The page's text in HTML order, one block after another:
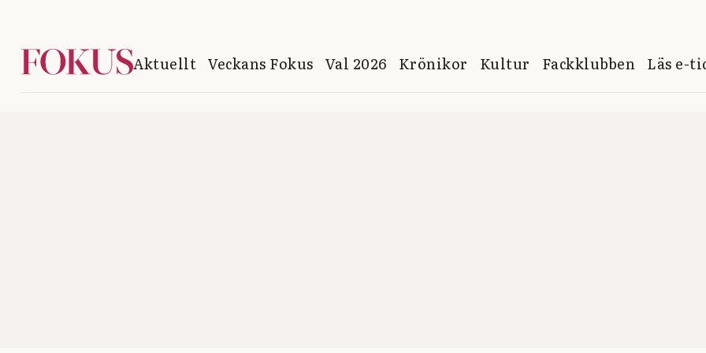
Aktuellt Veckans Fokus Val 2026 Krönikor Kultur Fackklubben Läs e-